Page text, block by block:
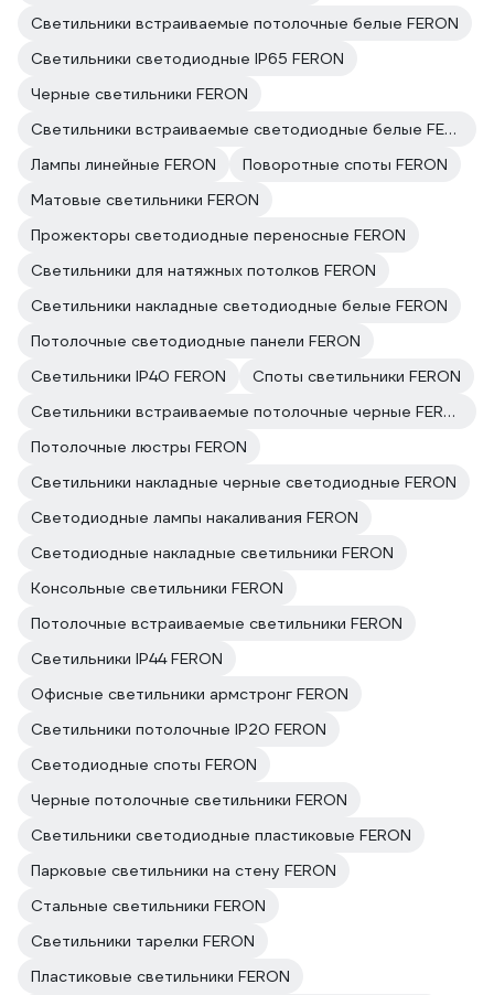
Светильники встраиваемые потолочные белые FERON
Светильники светодиодные IP65 FERON
Черные светильники FERON
Светильники встраиваемые светодиодные белые FERON
Лампы линейные FERON
Поворотные споты FERON
Матовые светильники FERON
Прожекторы светодиодные переносные FERON
Светильники для натяжных потолков FERON
Светильники накладные светодиодные белые FERON
Потолочные светодиодные панели FERON
Светильники IP40 FERON
Споты светильники FERON
Светильники встраиваемые потолочные черные FERON
Потолочные люстры FERON
Светильники накладные черные светодиодные FERON
Светодиодные лампы накаливания FERON
Светодиодные накладные светильники FERON
Консольные светильники FERON
Потолочные встраиваемые светильники FERON
Светильники IP44 FERON
Офисные светильники армстронг FERON
Светильники потолочные IP20 FERON
Светодиодные споты FERON
Черные потолочные светильники FERON
Светильники светодиодные пластиковые FERON
Парковые светильники на стену FERON
Стальные светильники FERON
Светильники тарелки FERON
Пластиковые светильники FERON